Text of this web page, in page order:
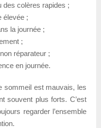
des colères rapides ;
élevée ;
la journée ;
;
réparateur ;
en journée.
sommeil est mauvais, les
souvent plus forts. C’est
regarder l’ensemble